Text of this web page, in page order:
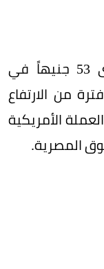
وعاد الدولار للتداول أدنى مستوى 53 جنيهاً في
من الارتفاع
العملة الأمريكية
المصرية.